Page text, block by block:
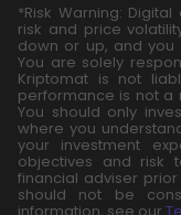
*Risk Warning:
risk and price
down or up, and
You are solely
Kriptomat is not
performance is not a
You should only
where you
your investment
objectives and risk
financial adviser
should not be